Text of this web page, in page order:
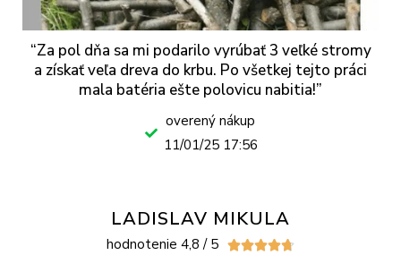
“Za pol dňa sa mi podarilo vyrúbať 3 veľké stromy
a získať veľa dreva do krbu. Po všetkej tejto práci
mala batéria ešte polovicu nabitia!”
overený nákup
11/01/25 17:56
LADISLAV MIKULA
hodnotenie 4,8 / 5 